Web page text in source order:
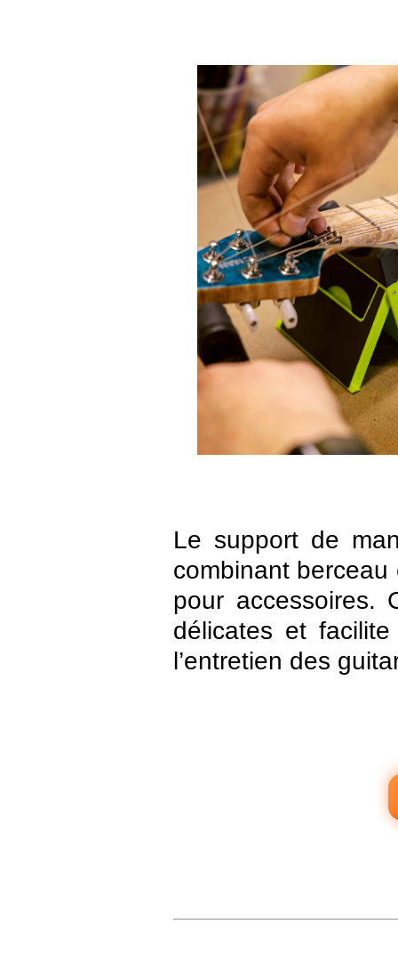
Le support de
combinant
pour accessoires.
délicates et
l’entretien des